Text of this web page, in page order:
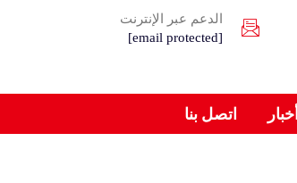
الدعم عبر الإنترنت
[email protected]
أخبار اتصل بنا